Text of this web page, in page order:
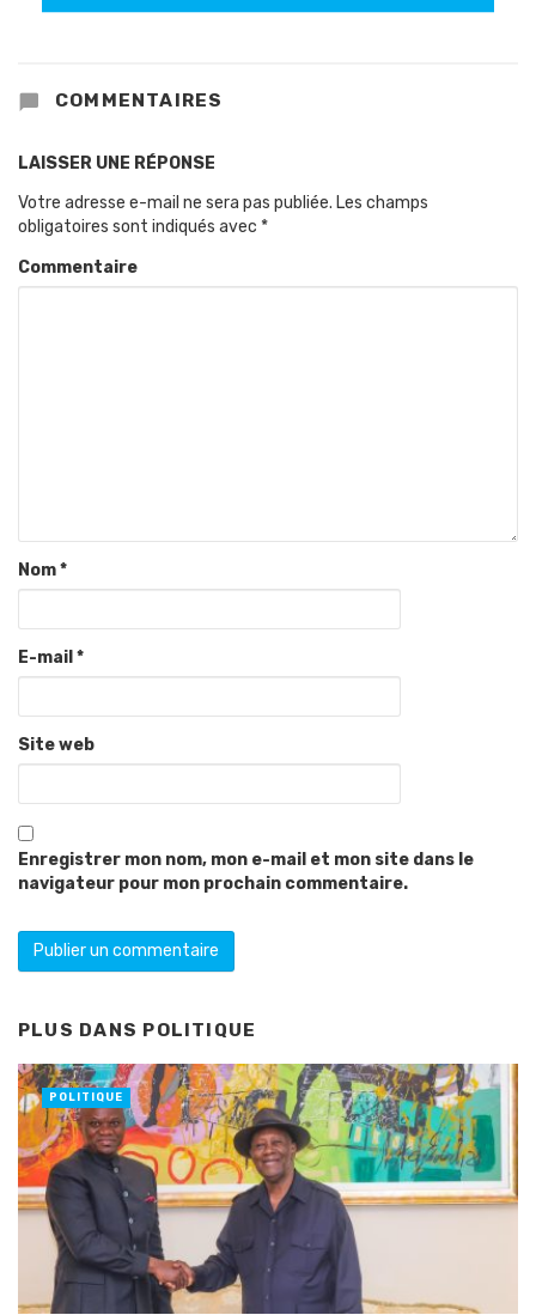
COMMENTAIRES
LAISSER UNE RÉPONSE
Votre adresse e-mail ne sera pas publiée. Les champs
obligatoires sont indiqués avec *
Commentaire
Nom*
E-mail *
Site web
Enregistrer mon nom, mon e-mail et mon site dans le
navigateur pour mon prochain commentaire.
PLUS DANS POLITIQUE
POLITIQUE